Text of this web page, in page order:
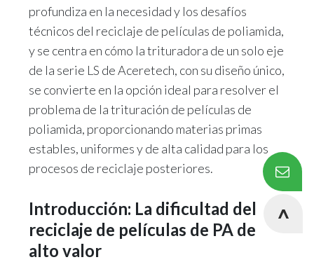
profundiza en la necesidad y los desafíos
técnicos del reciclaje de películas de poliamida,
y se centra en cómo la trituradora de un solo eje
de la serie LS de Aceretech, con su diseño único,
se convierte en la opción ideal para resolver el
problema de la trituración de películas de
poliamida, proporcionando materias primas
estables, uniformes y de alta calidad para los
procesos de reciclaje posteriores.
Introducción: La dificultad del
reciclaje de películas de PA de
alto valor